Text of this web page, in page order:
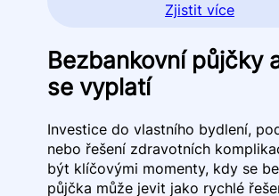
Zjistit více
Bezbankovní půjčky
se vyplatí
Investice do vlastního bydlení,
nebo řešení zdravotních
být klíčovými momenty, kdy se
půjčka může jevit jako rychlé